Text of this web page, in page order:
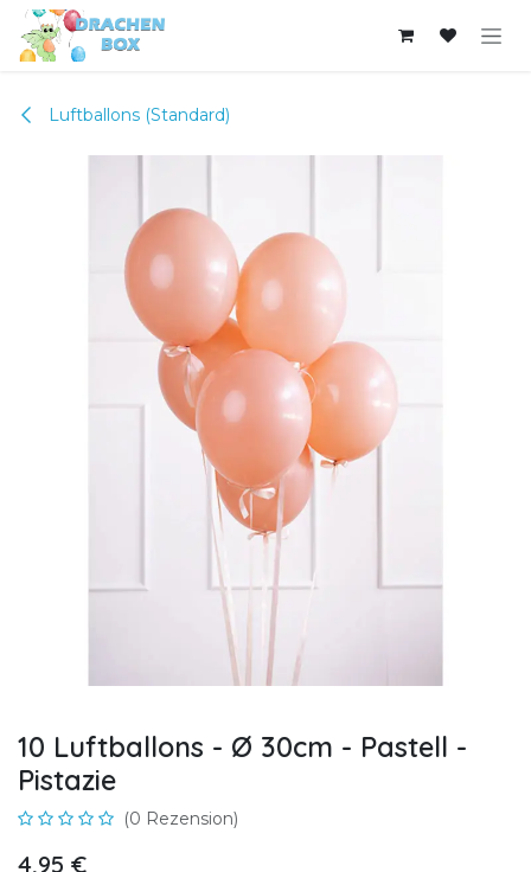
Zum Inhalt springen
Luftballons (Standard)
10 Luftballons - Ø 30cm - Pastell -
Pistazie
(0 Rezension)
4,95 €